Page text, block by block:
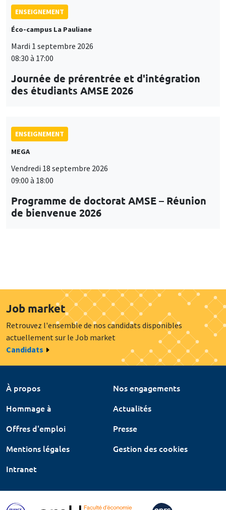
ENSEIGNEMENT
Éco-campus La Pauliane
Mardi 1 septembre 2026
08:30 à 17:00
Journée de prérentrée et d'intégration
des étudiants AMSE 2026
ENSEIGNEMENT
MEGA
Vendredi 18 septembre 2026
09:00 à 18:00
Programme de doctorat AMSE – Réunion
de bienvenue 2026
Job market
Retrouvez l'ensemble de nos candidats disponibles
actuellement sur le Job market
Candidats
À propos
Nos engagements
Hommage à
Actualités
Offres d'emploi
Presse
Mentions légales
Gestion des cookies
Intranet